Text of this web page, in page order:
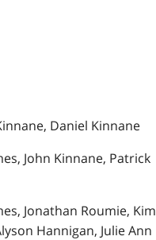
Daniel Kinnane
John Kinnane, Patrick
Jonathan Roumie, Kim
Hannigan, Julie Ann